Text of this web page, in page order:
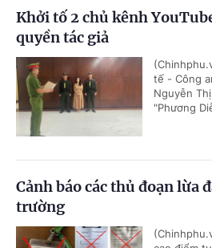
Khởi tố 2 chủ kênh
quyền tác giả
tế - Công
Nguyễn
"Phương
Cảnh báo các thủ đoạn lừa
trường